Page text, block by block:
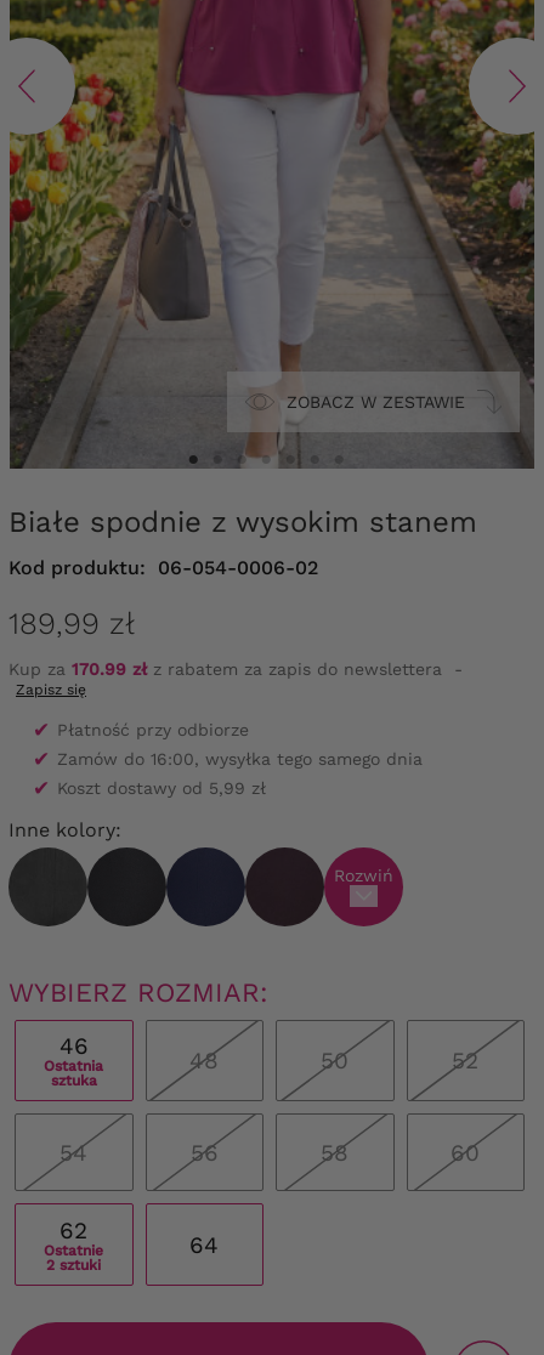
ZOBACZ W ZESTAWIE
Białe spodnie z wysokim stanem
Kod produktu: 06-054-0006-02
189,99 zł
Kup za 170.99 złz rabatem za zapis do newslettera -
Zapisz się
✔ Płatność przy odbiorze
✔ Zamów do 16:00, wysyłka tego samego dnia
✔ Koszt dostawy od 5,99 zł
Inne kolory:
Rozwiń
WYBIERZ ROZMIAR:
46
Ostatnia
sztuka
48 50 52
54 56 58 60
62
Ostatnie
2 sztuki
64